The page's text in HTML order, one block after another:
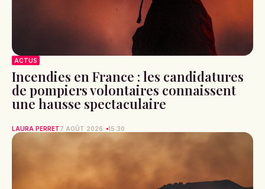
ACTUS
Incendies en France : les candidatures
de pompiers volontaires connaissent
une hausse spectaculaire
LAURA PERRET7 AOÛT 2026 15:30